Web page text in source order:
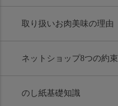
取り扱いお肉美味の理由
ネットショップ8つの約束
のし紙基礎知識